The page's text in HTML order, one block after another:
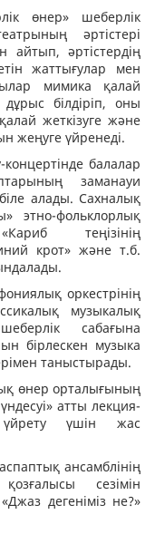
өнер» шеберлік
әртістері
әртістердің
жаттығулар мен
мимика қалай
білдіріп, оны
жеткізуге және
жеңуге үйренеді.
балалар
заманауи
алады. Сахналық
этно-фольклорлық
теңізінің
крот» және т.б.
оркестрінің
музыкалық
сабағына
бірлескен музыка
таныстырады.
өнер орталығының
атты лекция-
үйрету үшін жас
ансамблінің
сезімін
дегеніміз не?»